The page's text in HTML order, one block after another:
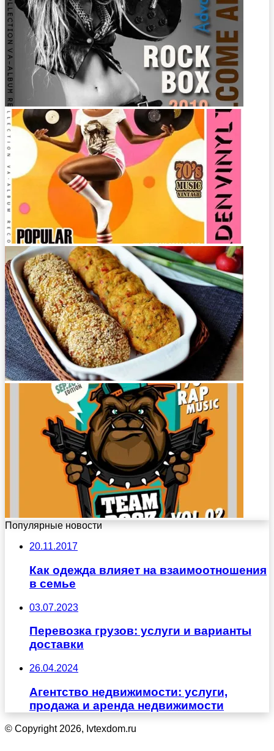
Популярные новости
20.11.2017
Как одежда влияет на взаимоотношения
в семье
03.07.2023
Перевозка грузов: услуги и варианты
доставки
26.04.2024
Агентство недвижимости: услуги,
продажа и аренда недвижимости
© Copyright 2026, Ivtexdom.ru